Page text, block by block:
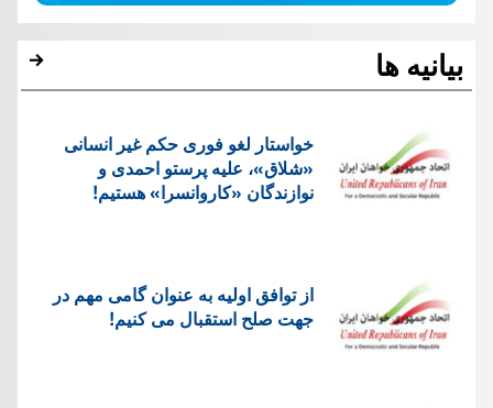
بیانیه ها
خواستار لغو فوری حکم غیر انسانی
«شلاق»، علیه پرستو احمدی و
نوازندگان «کاروانسرا» هستیم!
از توافق اولیه به عنوان گامی مهم در
جهت صلح استقبال می کنیم!